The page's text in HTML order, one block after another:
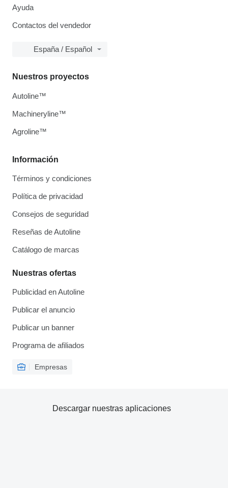
Ayuda
Contactos del vendedor
España / Español
Información
Términos y condiciones
Política de privacidad
Consejos de seguridad
Reseñas de Autoline
Catálogo de marcas
Nuestras ofertas
Publicidad en Autoline
Publicar el anuncio
Publicar un banner
Programa de afiliados
Empresas
Nuestros proyectos
Autoline™
Machineryline™
Agroline™
Descargar nuestras aplicaciones